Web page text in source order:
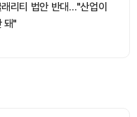
리티 법안 반대…"산업이
돼"